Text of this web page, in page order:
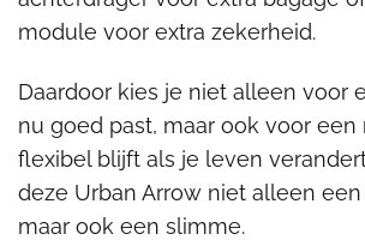
module voor extra zekerheid.
Daardoor kies je niet alleen voor
nu goed past, maar ook voor een
flexibel blijft als je leven
deze Urban Arrow niet alleen
maar ook een slimme.